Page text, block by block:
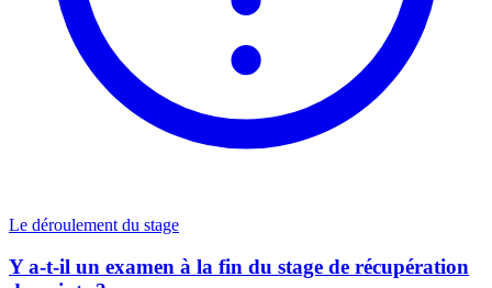
Le déroulement du stage
Y a-t-il un examen à la fin du stage de récupération